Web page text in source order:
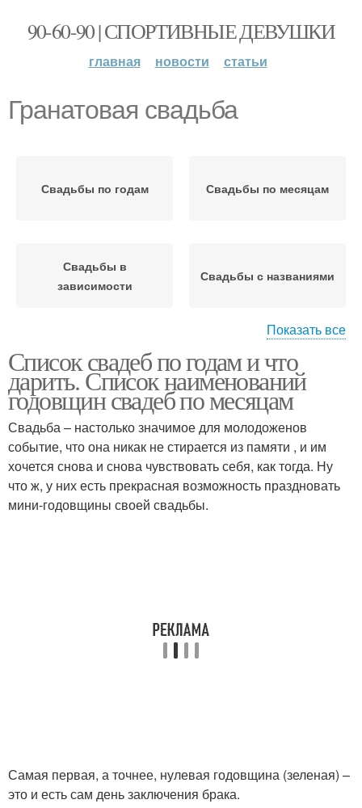
90-60-90 | СПОРТИВНЫЕ ДЕВУШКИ
главная новости статьи
Гранатовая свадьба
Свадьбы по годам Свадьбы по месяцам
Свадьбы в
зависимости
Свадьбы с названиями
Зеленая свадьба Цинковая свадьба
Ситцевая свадьба Бумажная свадьба
Деревянная свадьба
Фаянсовая свадьба Оловянная свадьба
Показать все
Список свадеб по годам и что
дарить. Список наименований
годовщин свадеб по месяцам
Свадьба – настолько значимое для молодоженов
событие, что она никак не стирается из памяти , и им
хочется снова и снова чувствовать себя, как тогда. Ну
что ж, у них есть прекрасная возможность праздновать
мини-годовщины своей свадьбы.
Самая первая, а точнее, нулевая годовщина (зеленая) –
это и есть сам день заключения брака.